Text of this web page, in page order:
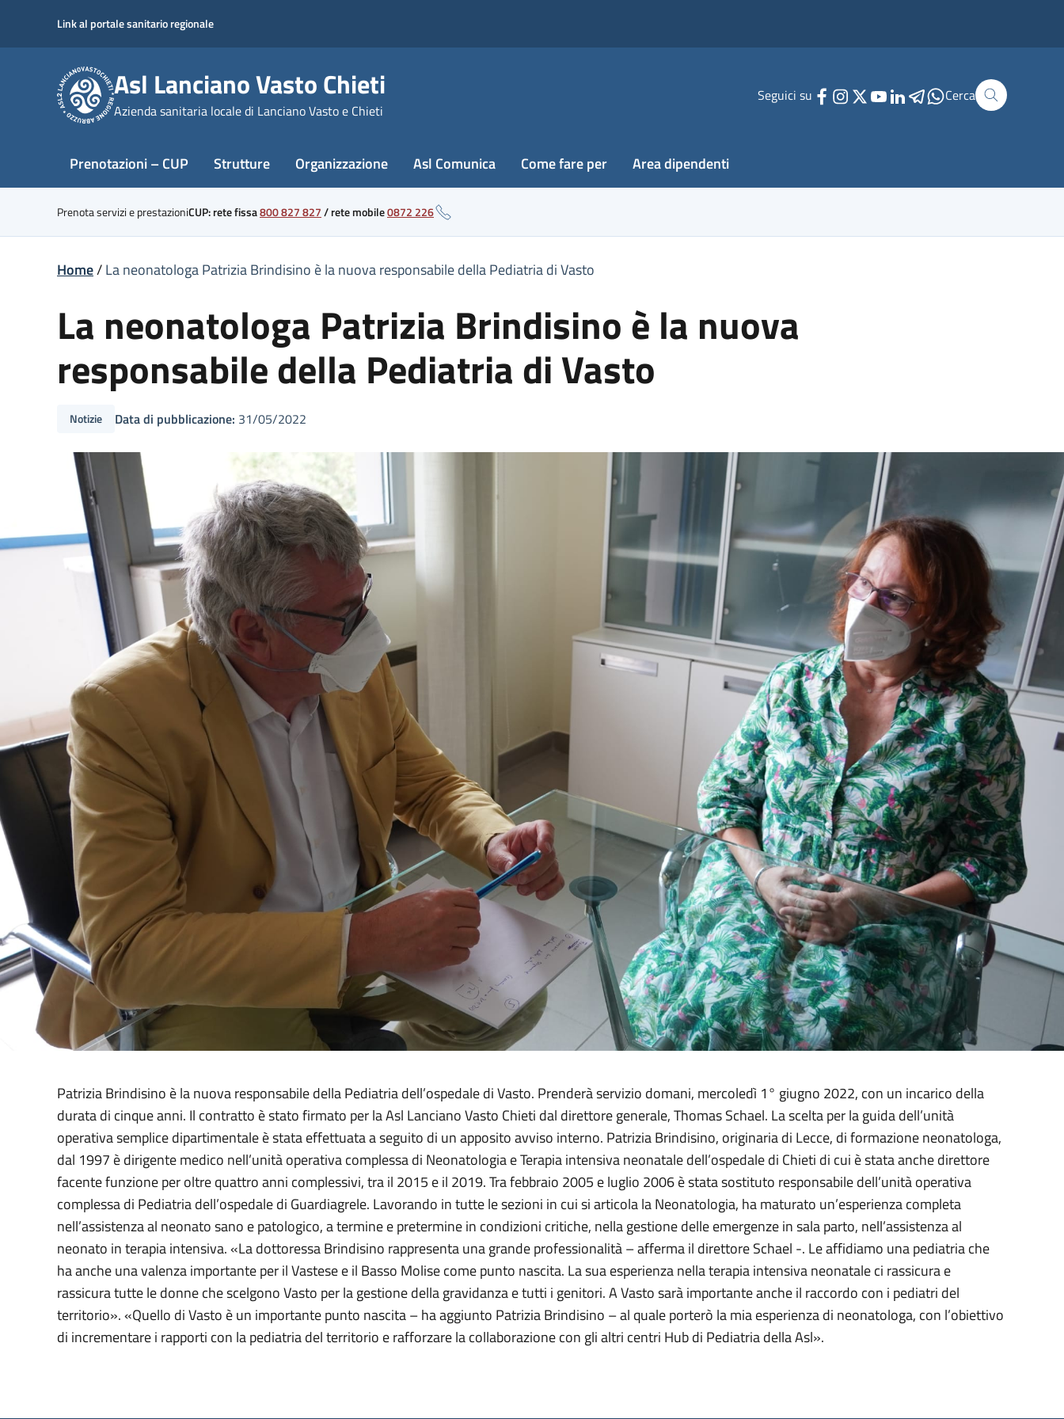
content
Link al portale sanitario regionale
Asl Lanciano Vasto Chieti
Azienda sanitaria locale di Lanciano Vasto e Chieti
Seguici su Cerca
Prenotazioni – CUP Strutture Organizzazione Asl Comunica Come fare per Area dipendenti
Prenota servizi e prestazioniCUP: rete fissa800 827 827/rete mobile0872 226
Home/La neonatologa Patrizia Brindisino è la nuova responsabile della Pediatria di Vasto
La neonatologa Patrizia Brindisino è la nuova
responsabile della Pediatria di Vasto
Notizie Data di pubblicazione: 31/05/2022
Patrizia Brindisino è la nuova responsabile della Pediatria dell’ospedale di Vasto. Prenderà servizio domani, mercoledì 1° giugno 2022, con un incarico della
durata di cinque anni. Il contratto è stato firmato per la Asl Lanciano Vasto Chieti dal direttore generale, Thomas Schael. La scelta per la guida dell’unità
operativa semplice dipartimentale è stata effettuata a seguito di un apposito avviso interno. Patrizia Brindisino, originaria di Lecce, di formazione neonatologa,
dal 1997 è dirigente medico nell’unità operativa complessa di Neonatologia e Terapia intensiva neonatale dell’ospedale di Chieti di cui è stata anche direttore
facente funzione per oltre quattro anni complessivi, tra il 2015 e il 2019. Tra febbraio 2005 e luglio 2006 è stata sostituto responsabile dell’unità operativa
complessa di Pediatria dell’ospedale di Guardiagrele. Lavorando in tutte le sezioni in cui si articola la Neonatologia, ha maturato un’esperienza completa
nell’assistenza al neonato sano e patologico, a termine e pretermine in condizioni critiche, nella gestione delle emergenze in sala parto, nell’assistenza al
neonato in terapia intensiva. «La dottoressa Brindisino rappresenta una grande professionalità – afferma il direttore Schael -. Le affidiamo una pediatria che
ha anche una valenza importante per il Vastese e il Basso Molise come punto nascita. La sua esperienza nella terapia intensiva neonatale ci rassicura e
rassicura tutte le donne che scelgono Vasto per la gestione della gravidanza e tutti i genitori. A Vasto sarà importante anche il raccordo con i pediatri del
territorio». «Quello di Vasto è un importante punto nascita – ha aggiunto Patrizia Brindisino – al quale porterò la mia esperienza di neonatologa, con l’obiettivo
di incrementare i rapporti con la pediatria del territorio e rafforzare la collaborazione con gli altri centri Hub di Pediatria della Asl».